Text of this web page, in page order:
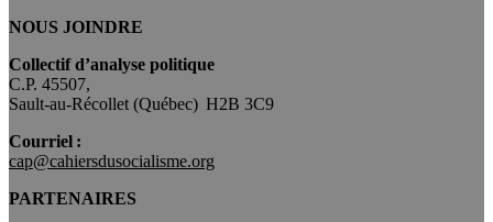
NOUS JOINDRE
Collectif d’analyse politique
C.P. 45507,
Sault-au-Récollet (Québec) H2B 3C9
Courriel :
cap@cahiersdusocialisme.org
PARTENAIRES